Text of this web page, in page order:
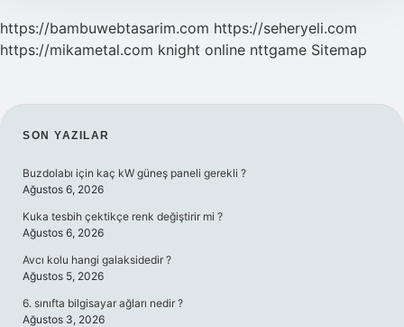
https://bambuwebtasarim.com https://seheryeli.com
https://mikametal.com knight online nttgame Sitemap
SIDEBAR
SON YAZILAR
Buzdolabı için kaç kW güneş paneli gerekli ?
Ağustos 6, 2026
Kuka tesbih çektikçe renk değiştirir mi ?
Ağustos 6, 2026
Avcı kolu hangi galaksidedir ?
Ağustos 5, 2026
6. sınıfta bilgisayar ağları nedir ?
Ağustos 3, 2026